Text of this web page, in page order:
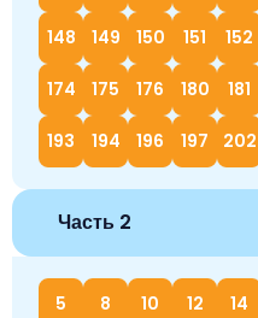
148 149 150 151 152
174 175 176 180 181
193 194 196 197 202
Часть 2
5 8 10 12 14